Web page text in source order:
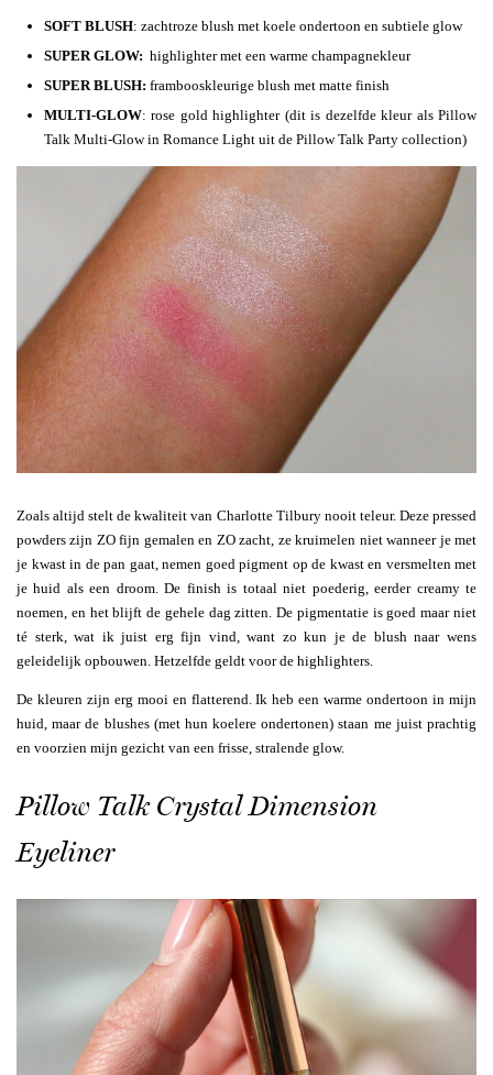
SOFT BLUSH: zachtroze blush met koele ondertoon en subtiele glow
SUPER GLOW: highlighter met een warme champagnekleur
SUPER BLUSH: frambooskleurige blush met matte finish
MULTI-GLOW: rose gold highlighter (dit is dezelfde kleur als Pillow
Talk Multi-Glow in Romance Light uit de Pillow Talk Party collection)
Zoals altijd stelt de kwaliteit van Charlotte Tilbury nooit teleur. Deze pressed
powders zijn ZO fijn gemalen en ZO zacht, ze kruimelen niet wanneer je met
je kwast in de pan gaat, nemen goed pigment op de kwast en versmelten met
je huid als een droom. De finish is totaal niet poederig, eerder creamy te
noemen, en het blijft de gehele dag zitten. De pigmentatie is goed maar niet
té sterk, wat ik juist erg fijn vind, want zo kun je de blush naar wens
geleidelijk opbouwen. Hetzelfde geldt voor de highlighters.
De kleuren zijn erg mooi en flatterend. Ik heb een warme ondertoon in mijn
huid, maar de blushes (met hun koelere ondertonen) staan me juist prachtig
en voorzien mijn gezicht van een frisse, stralende glow.
Pillow Talk Crystal Dimension
Eyeliner